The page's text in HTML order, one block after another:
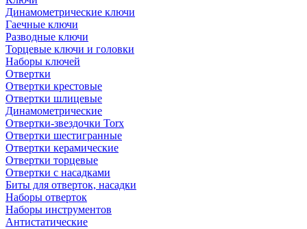
Динамометрические ключи
Гаечные ключи
Разводные ключи
Торцевые ключи и головки
Наборы ключей
Отвертки
Отвертки крестовые
Отвертки шлицевые
Динамометрические
Отвертки-звездочки Torx
Отвертки шестигранные
Отвертки керамические
Отвертки торцевые
Отвертки с насадками
Биты для отверток, насадки
Наборы отверток
Наборы инструментов
Антистатические